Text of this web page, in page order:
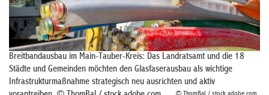
Breitbandausbau im Main-Tauber-Kreis: Das Landratsamt und die 18
Städte und Gemeinden möchten den Glasfaserausbau als wichtige
Infrastrukturmaßnahme strategisch neu ausrichten und aktiv